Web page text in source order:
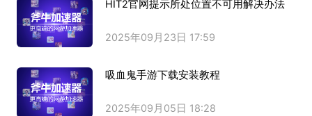
HIT2官网提示所处位置不可用解决办法
2025年09月23日 17:59
吸血鬼手游下载安装教程
2025年09月05日 18:28